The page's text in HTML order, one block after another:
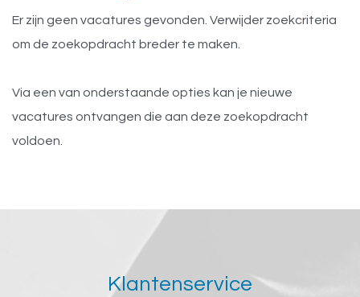
Er zijn geen vacatures gevonden. Verwijder zoekcriteria
om de zoekopdracht breder te maken.
Via een van onderstaande opties kan je nieuwe
vacatures ontvangen die aan deze zoekopdracht
voldoen.
Klantenservice